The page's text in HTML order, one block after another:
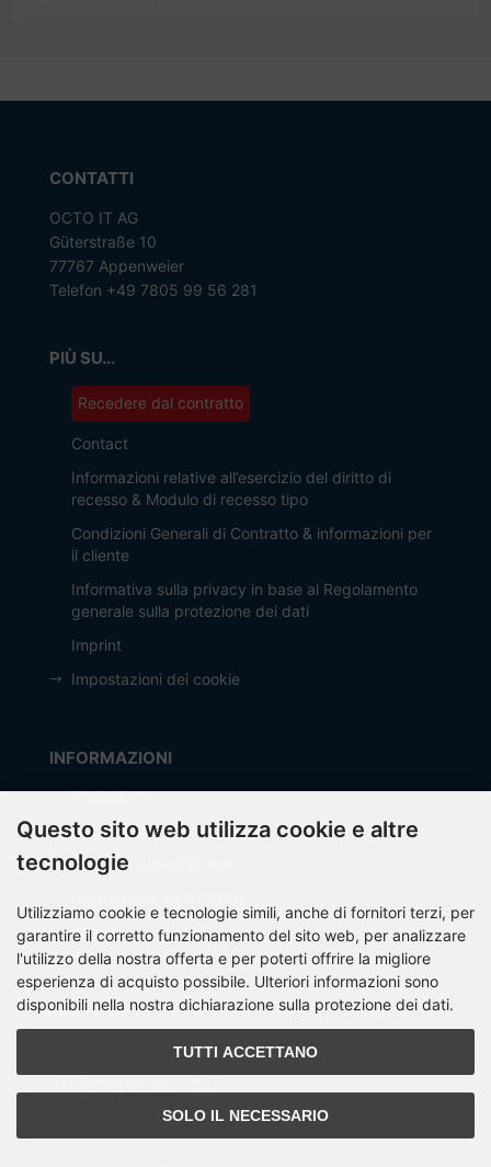
CONTATTI
OCTO IT AG
Güterstraße 10
77767 Appenweier
Telefon +49 7805 99 56 281
PIÙ SU...
Recedere dal contratto
Contact
Informazioni relative all’esercizio del diritto di
recesso & Modulo di recesso tipo
Condizioni Generali di Contratto & informazioni per
il cliente
Informativa sulla privacy in base al Regolamento
generale sulla protezione dei dati
Imprint
Impostazioni dei cookie
INFORMAZIONI
Produttore
Spese di spedizione
Modalità di pagamento
Sitemap
PARTNER
Questo sito web utilizza cookie e altre
tecnologie
Utilizziamo cookie e tecnologie simili, anche di fornitori terzi, per
garantire il corretto funzionamento del sito web, per analizzare
l'utilizzo della nostra offerta e per poterti offrire la migliore
esperienza di acquisto possibile. Ulteriori informazioni sono
disponibili nella nostra dichiarazione sulla protezione dei dati.
TUTTI ACCETTANO
SOLO IL NECESSARIO